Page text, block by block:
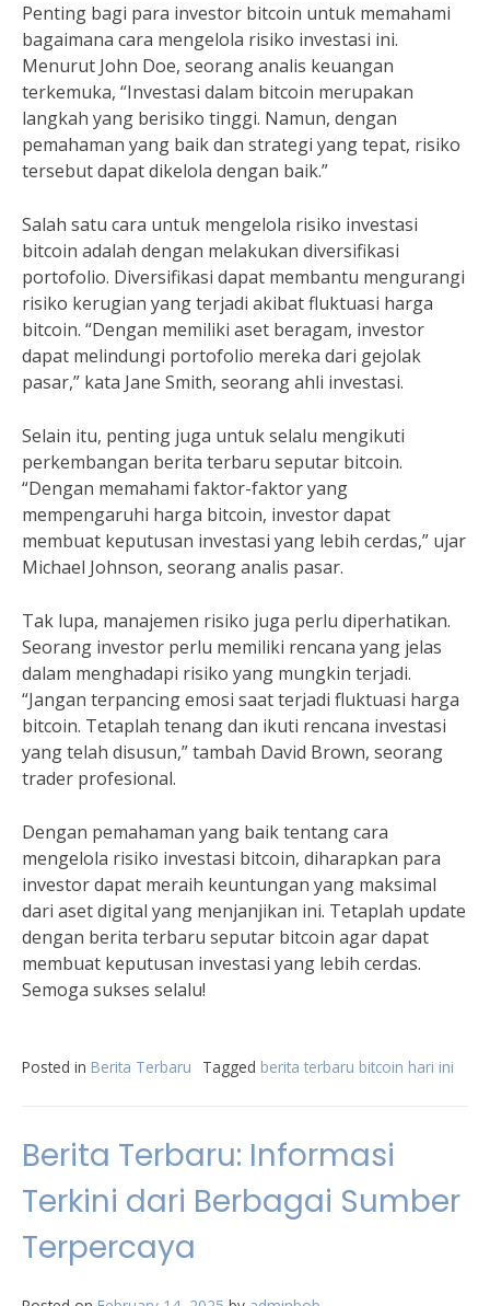
Penting bagi para investor bitcoin untuk memahami
bagaimana cara mengelola risiko investasi ini.
Menurut John Doe, seorang analis keuangan
terkemuka, “Investasi dalam bitcoin merupakan
langkah yang berisiko tinggi. Namun, dengan
pemahaman yang baik dan strategi yang tepat, risiko
tersebut dapat dikelola dengan baik.”
Salah satu cara untuk mengelola risiko investasi
bitcoin adalah dengan melakukan diversifikasi
portofolio. Diversifikasi dapat membantu mengurangi
risiko kerugian yang terjadi akibat fluktuasi harga
bitcoin. “Dengan memiliki aset beragam, investor
dapat melindungi portofolio mereka dari gejolak
pasar,” kata Jane Smith, seorang ahli investasi.
Selain itu, penting juga untuk selalu mengikuti
perkembangan berita terbaru seputar bitcoin.
“Dengan memahami faktor-faktor yang
mempengaruhi harga bitcoin, investor dapat
membuat keputusan investasi yang lebih cerdas,” ujar
Michael Johnson, seorang analis pasar.
Tak lupa, manajemen risiko juga perlu diperhatikan.
Seorang investor perlu memiliki rencana yang jelas
dalam menghadapi risiko yang mungkin terjadi.
“Jangan terpancing emosi saat terjadi fluktuasi harga
bitcoin. Tetaplah tenang dan ikuti rencana investasi
yang telah disusun,” tambah David Brown, seorang
trader profesional.
Dengan pemahaman yang baik tentang cara
mengelola risiko investasi bitcoin, diharapkan para
investor dapat meraih keuntungan yang maksimal
dari aset digital yang menjanjikan ini. Tetaplah update
dengan berita terbaru seputar bitcoin agar dapat
membuat keputusan investasi yang lebih cerdas.
Semoga sukses selalu!
Posted in Berita Terbaru Tagged berita terbaru bitcoin hari ini
Berita Terbaru: Informasi
Terkini dari Berbagai Sumber
Terpercaya